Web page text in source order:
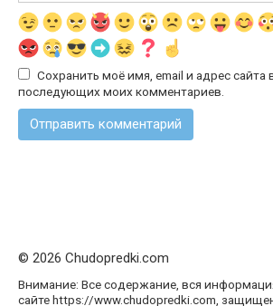
Сохранить моё имя, email и адрес сайта
последующих моих комментариев.
© 2026 Chudopredki.com
Внимание: Все содержание, вся
сайте https://www.chudopredki.com,